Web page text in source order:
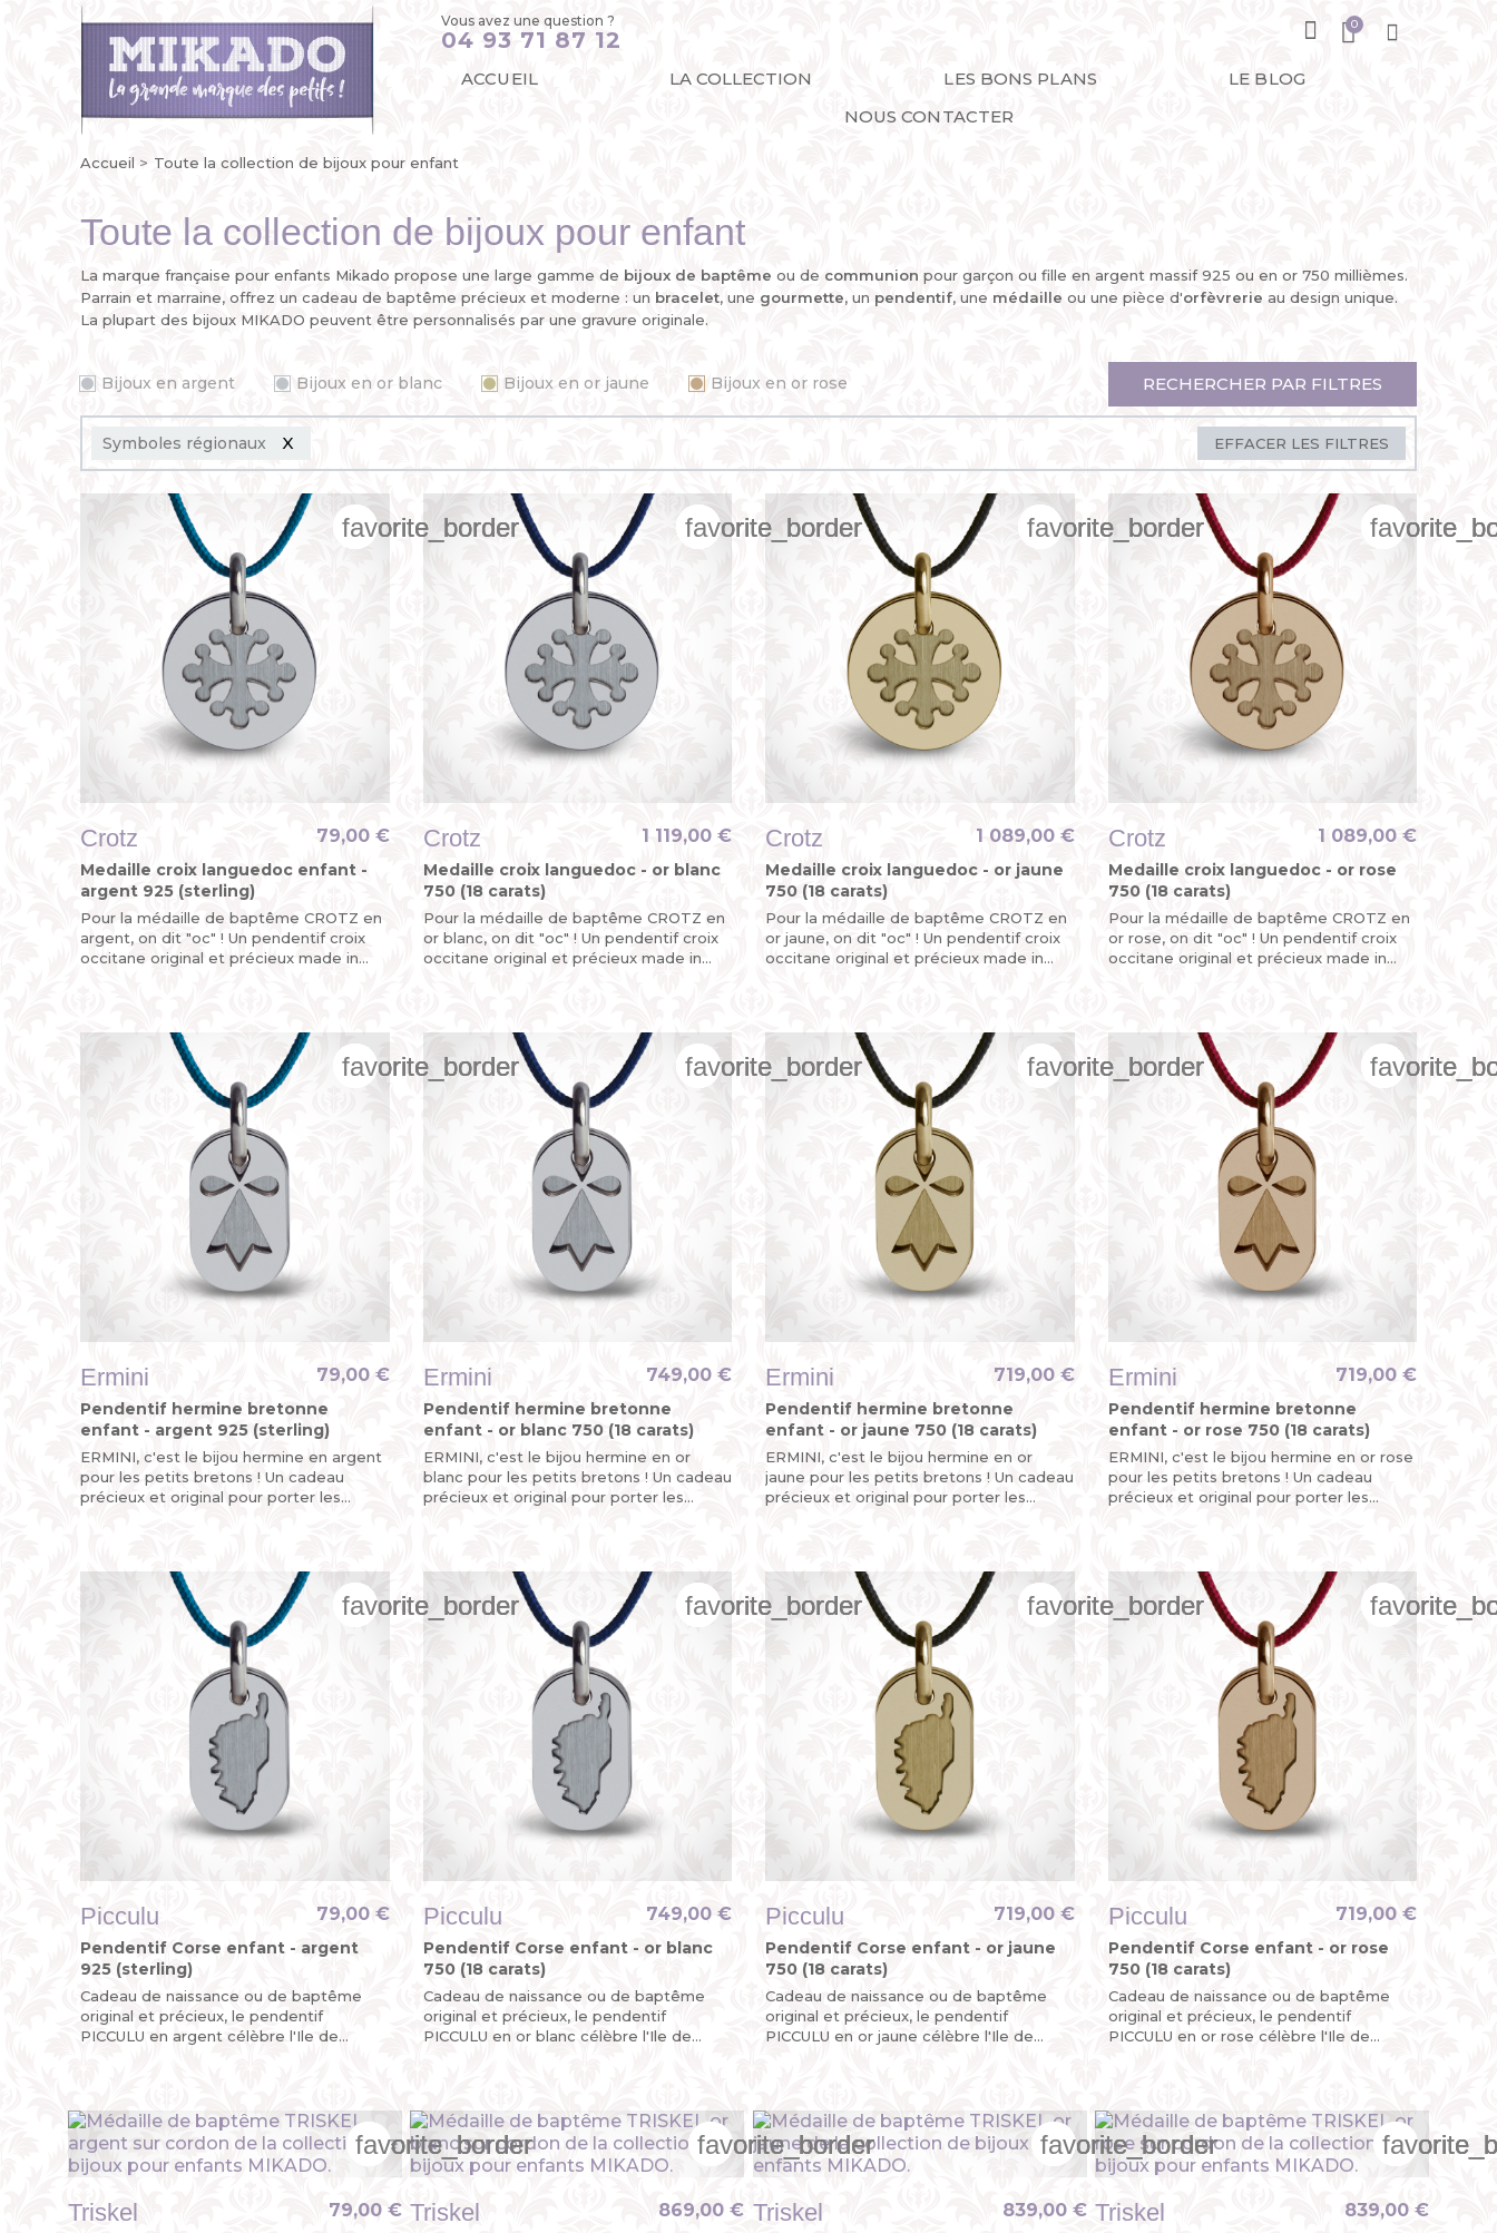
Vous avez une question ?
04 93 71 87 12
ACCUEIL LA COLLECTION LES BONS PLANS
LE BLOG
NOUS CONTACTER
Accueil Toute la collection de bijoux pour enfant
Toute la collection de bijoux pour enfant
La marque française pour enfants Mikado propose une large gamme de bijoux de baptême ou de communion pour garçon ou fille en argent massif 925 ou en or 750 millièmes.
Parrain et marraine, offrez un cadeau de baptême précieux et moderne : un bracelet, une gourmette, un pendentif, une médaille ou une pièce d'orfèvrerie au design unique.
La plupart des bijoux MIKADO peuvent être personnalisés par une gravure originale.
RECHERCHER PAR FILTRES
Bijoux en argent Bijoux en or blanc Bijoux en or jaune Bijoux en or rose
EFFACER LES FILTRES
Symboles régionaux
Crotz
Medaille croix languedoc enfant -
argent 925 (sterling)
Pour la médaille de baptême CROTZ en
argent, on dit "oc" ! Un pendentif croix
occitane original et précieux made in
79,00 €
favorite_border
favorite_border
favorite_border
Crotz
Medaille croix languedoc - or blanc
750 (18 carats)
Pour la médaille de baptême CROTZ en
or blanc, on dit "oc" ! Un pendentif croix
occitane original et précieux made in
1 119,00 €
favorite_border
favorite_border
favorite_border
Crotz
Medaille croix languedoc - or jaune
750 (18 carats)
Pour la médaille de baptême CROTZ en
or jaune, on dit "oc" ! Un pendentif croix
occitane original et précieux made in
1 089,00 €
favorite_border
favorite_border
favorite_border
Crotz
Medaille croix languedoc - or rose
750 (18 carats)
Pour la médaille de baptême CROTZ en
or rose, on dit "oc" ! Un pendentif croix
occitane original et précieux made in
1 089,00 €
Ermini
Pendentif hermine bretonne
enfant - argent 925 (sterling)
ERMINI, c'est le bijou hermine en argent
pour les petits bretons ! Un cadeau
précieux et original pour porter les
79,00 €
favorite_border
favorite_border
favorite_border
Ermini
Pendentif hermine bretonne
enfant - or blanc 750 (18 carats)
ERMINI, c'est le bijou hermine en or
blanc pour les petits bretons ! Un cadeau
précieux et original pour porter les
749,00 €
favorite_border
favorite_border
favorite_border
Ermini
Pendentif hermine bretonne
enfant - or jaune 750 (18 carats)
ERMINI, c'est le bijou hermine en or
jaune pour les petits bretons ! Un cadeau
précieux et original pour porter les
719,00 €
favorite_border
favorite_border
favorite_border
Ermini
Pendentif hermine bretonne
enfant - or rose 750 (18 carats)
ERMINI, c'est le bijou hermine en or rose
pour les petits bretons ! Un cadeau
précieux et original pour porter les
719,00 €
Picculu
Pendentif Corse enfant - argent
925 (sterling)
Cadeau de naissance ou de baptême
original et précieux, le pendentif
PICCULU en argent célèbre l'Ile de
79,00 €
favorite_border
favorite_border
favorite_border
Picculu
Pendentif Corse enfant - or blanc
750 (18 carats)
Cadeau de naissance ou de baptême
original et précieux, le pendentif
PICCULU en or blanc célèbre l'Ile de
749,00 €
favorite_border
favorite_border
favorite_border
Picculu
Pendentif Corse enfant - or jaune
750 (18 carats)
Cadeau de naissance ou de baptême
original et précieux, le pendentif
PICCULU en or jaune célèbre l'Ile de
719,00 €
favorite_border
favorite_border
favorite_border
Picculu
Pendentif Corse enfant - or rose
750 (18 carats)
Cadeau de naissance ou de baptême
original et précieux, le pendentif
PICCULU en or rose célèbre l'Ile de
719,00 €
Triskel 79,00 €
favorite_border
favorite_border
favorite_border
Triskel 869,00 €
favorite_border
favorite_border
favorite_border
Triskel 839,00 €
favorite_border
favorite_border
favorite_border
Triskel 839,00 €